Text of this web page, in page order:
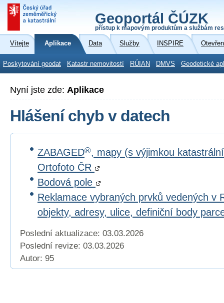
Geoportál ČÚZK
přístup k mapovým produktům a službám
Vítejte Aplikace Data Služby INSPIRE
Poskytování geodat Katastr nemovitostí RÚIAN DMVS Geodetické
Nyní jste zde: Aplikace
Hlášení chyb v datech
ZABAGED®, mapy (s výjimkou
Ortofoto ČR
Bodová pole
Reklamace vybraných prvků vedených v
objekty, adresy, ulice, definiční body
Poslední aktualizace: 03.03.2026
Poslední revize: 03.03.2026
Autor: 95